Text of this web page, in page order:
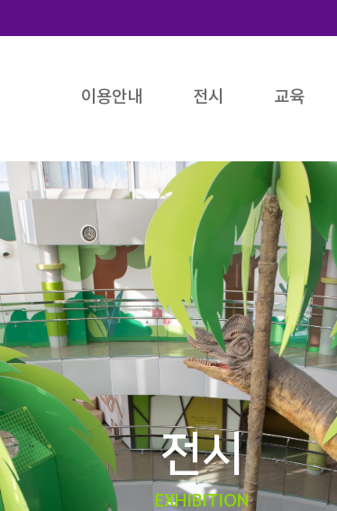
이용안내 전시 교육
전시
EXHIBITION